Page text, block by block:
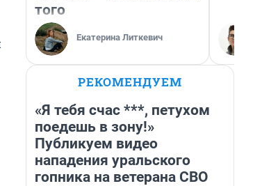
того
Екатерина Литкевич
РЕКОМЕНДУЕМ
«Я тебя счас ***, петухом
поедешь в зону!»
Публикуем видео
нападения уральского
гопника на ветерана СВО